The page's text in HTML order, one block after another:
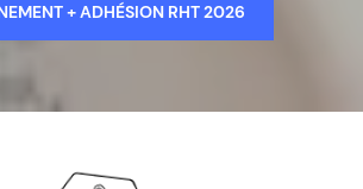
+ ADHÉSION RHT 2026